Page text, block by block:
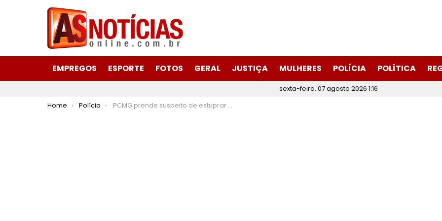
EMPREGOS ESPORTE FOTOS GERAL JUSTIÇA MULHERES POLÍCIA POLÍTICA
sexta-feira, 07 agosto 2026 1:16
You are here:
Home Polícia PCMG prende suspeito de estuprar a sobrinha em São José da Lapa